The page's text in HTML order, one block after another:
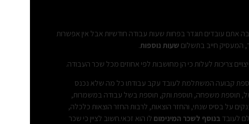
עובדים תוגדר בפחות שעות עבודה חודשיות אבל אין אפשרות
המעסיק חייב בתשלום שעות נוספות.
צריכות לעלות כי הן מחושבות לפי אחוזים מכל שכר העבודה.
קבועה המשתלמת לעובד עקב עבודתו כל מה שלא נכנס
תוספת משפחה, תוספת ותק, תוספת בשל עבודה במשמרות,
על בסיס שנתי, והחזר הוצאות, לרבות החזר הוצאות כלכלה,
לעובד בנוסף לשכר המינימום לו הוא זכאי.חשוב לציין כי שכר